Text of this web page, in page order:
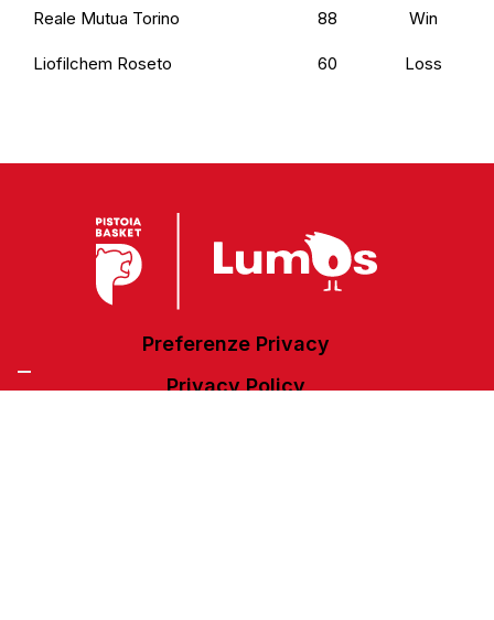
Reale Mutua Torino 88 Win
Liofilchem Roseto 60 Loss
Preferenze Privacy
Privacy Policy